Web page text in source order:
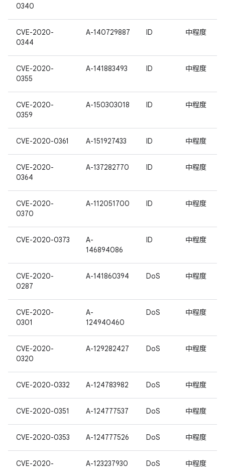
0340
CVE-2020-
0344
A-140729887 ID 中程度
CVE-2020-
0355
A-141883493 ID 中程度
CVE-2020-
0359
A-150303018 ID 中程度
CVE-2020-0361 A-151927433 ID 中程度
CVE-2020-
0364
A-137282770 ID 中程度
CVE-2020-
0370
A-112051700 ID 中程度
CVE-2020-0373
A-
146894086
ID 中程度
CVE-2020-
0287
A-141860394 DoS 中程度
CVE-2020-
0301
A-
124940460
DoS 中程度
CVE-2020-
0320
A-129282427 DoS 中程度
CVE-2020-0332 A-124783982 DoS 中程度
CVE-2020-0351 A-124777537 DoS 中程度
CVE-2020-0353 A-124777526 DoS 中程度
CVE-2020-
A-123237930 DoS 中程度